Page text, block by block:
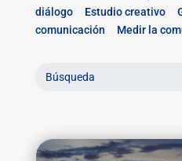
diálogo
Estudio creativo
comunicación
Medir la